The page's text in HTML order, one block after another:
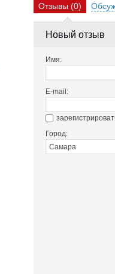
Отзывы (0)
Новый отзыв
Имя:
E-mail:
Город: